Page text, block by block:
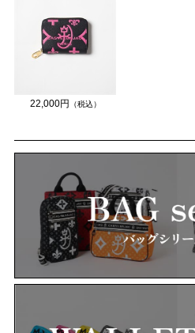
22,000円 （税込）